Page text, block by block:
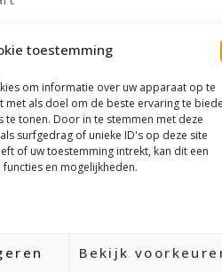
toestemming
om informatie over uw apparaat op te
met als doel om de beste ervaring te
tonen. Door in te stemmen met deze
surfgedrag of unieke ID's op deze site
of uw toestemming intrekt, kan dit een
en mogelijkheden.
Bekijk